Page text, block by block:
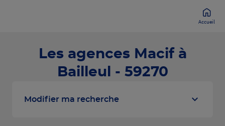
Accueil
Les agences Macif à
Bailleul - 59270
Modifier ma recherche